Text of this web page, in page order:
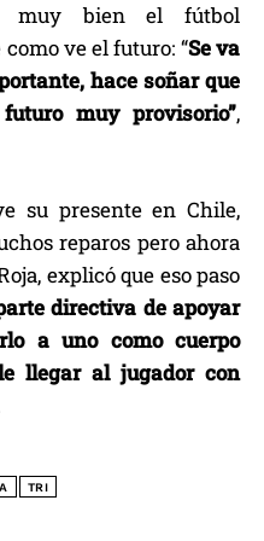
muy bien el fútbol
ve el futuro: “Se va
hace soñar que
muy provisorio”,
su presente en Chile,
reparos pero ahora
explicó que eso paso
directiva de apoyar
a uno como cuerpo
llegar al jugador con
TRI